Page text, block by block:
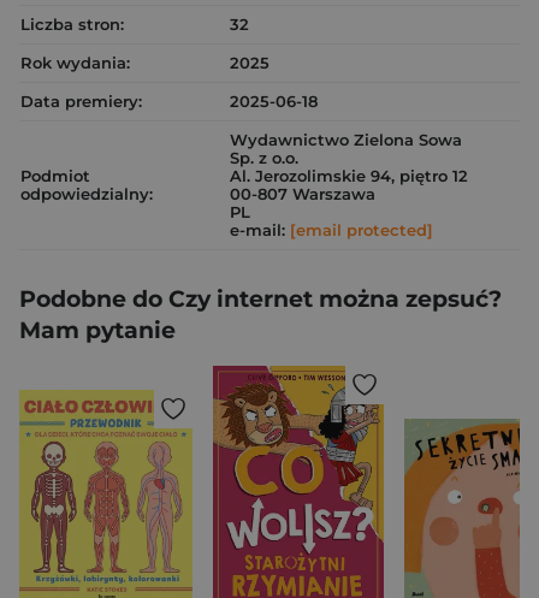
Liczba stron:
32
Rok wydania:
2025
Data premiery:
2025-06-18
Podmiot
odpowiedzialny:
Wydawnictwo Zielona Sowa
Sp. z o.o.
Al. Jerozolimskie 94, piętro 12
00-807 Warszawa
PL
e-mail: [email protected]
Podobne do Czy internet można zepsuć?
Mam pytanie